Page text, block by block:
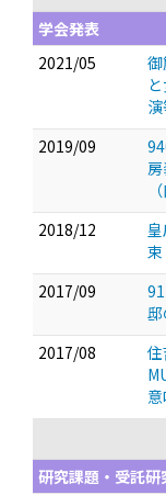
学会発表
2021/05
演
2019/09
2018/12
2017/09
2017/08
研究課題・受託研